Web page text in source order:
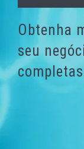
Obtenha
seu